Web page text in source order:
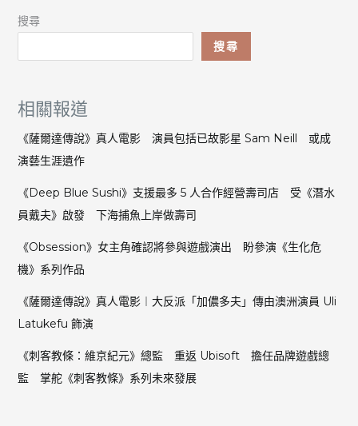
搜尋
搜尋
相關報道
《薩爾達傳說》真人電影 演員包括已故影星 Sam Neill 或成
演藝生涯遺作
《Deep Blue Sushi》支援最多 5 人合作經營壽司店 受《潛水
員戴夫》啟發 下海捕魚上岸做壽司
《Obsession》女主角確認將參與遊戲演出 盼參演《生化危
機》系列作品
《薩爾達傳說》真人電影︱大反派「加儂多夫」傳由澳洲演員 Uli
Latukefu 飾演
《刺客教條：維京紀元》總監 重返 Ubisoft 擔任品牌遊戲總
監 掌舵《刺客教條》系列未來發展